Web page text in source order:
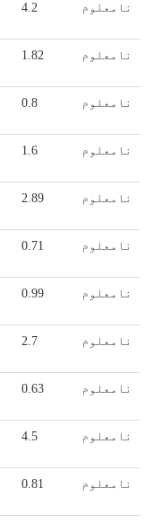
4.2 نامعلوم
1.82 نامعلوم
0.8 نامعلوم
1.6 نامعلوم
2.89 نامعلوم
0.71 نامعلوم
0.99 نامعلوم
2.7 نامعلوم
0.63 نامعلوم
4.5 نامعلوم
0.81 نامعلوم